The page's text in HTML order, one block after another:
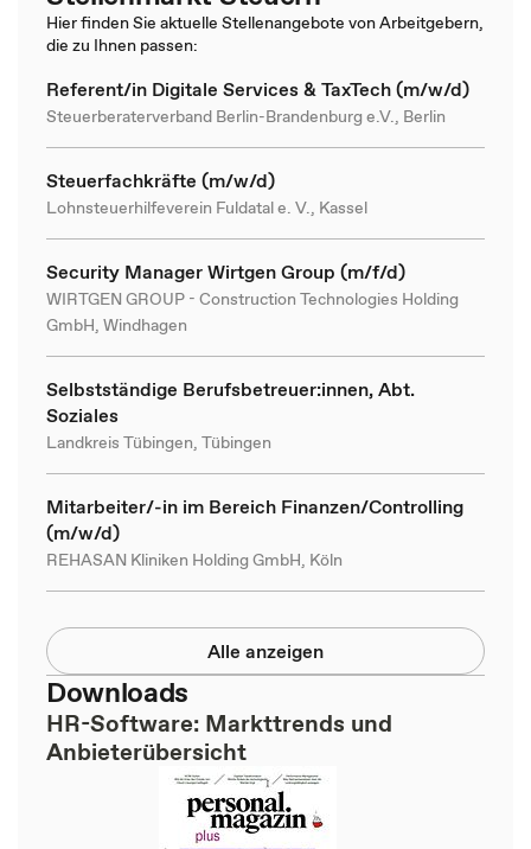
Hier finden Sie aktuelle Stellenangebote von Arbeitgebern,
die zu Ihnen passen:
Referent/in Digitale Services & TaxTech (m/w/d)
Steuerberaterverband Berlin-Brandenburg e.V., Berlin
Steuerfachkräfte (m/w/d)
Lohnsteuerhilfeverein Fuldatal e. V., Kassel
Security Manager Wirtgen Group (m/f/d)
WIRTGEN GROUP - Construction Technologies Holding
GmbH, Windhagen
Selbstständige Berufsbetreuer:innen, Abt.
Soziales
Landkreis Tübingen, Tübingen
Mitarbeiter/-in im Bereich Finanzen/Controlling
(m/w/d)
REHASAN Kliniken Holding GmbH, Köln
Alle anzeigen
Downloads
HR-Software: Markttrends und
Anbieterübersicht